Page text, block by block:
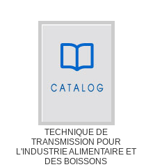
TECHNIQUE DE
TRANSMISSION POUR
L'INDUSTRIE ALIMENTAIRE ET
DES BOISSONS